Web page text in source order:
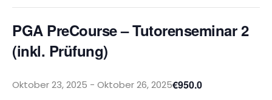
PGA PreCourse – Tutorenseminar 2
(inkl. Prüfung)
Oktober 23, 2025 - Oktober 26, 2025€950.0